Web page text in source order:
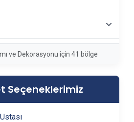
ve Dekorasyonu için 41 bölge
Seçeneklerimiz